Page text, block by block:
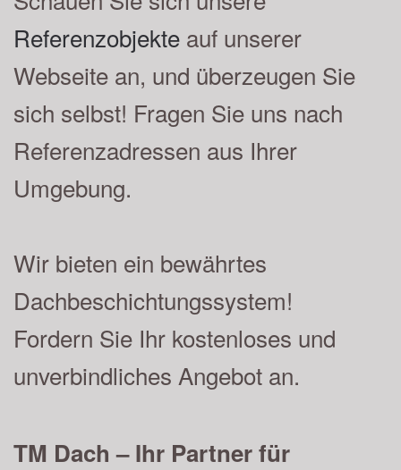
Referenzobjekte auf unserer
Webseite an, und überzeugen Sie
sich selbst! Fragen Sie uns nach
Referenzadressen aus Ihrer
Umgebung.
Wir bieten ein bewährtes
Dachbeschichtungssystem!
Fordern Sie Ihr kostenloses und
unverbindliches Angebot an.
TM Dach – Ihr Partner für